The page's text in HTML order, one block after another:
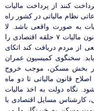
کنند از پرداخت مالیات
نظام مالیاتی در کشور راه
به صورت واقعی باشد. لا
هوتی با بیان اینکه تصویب طرح اصلاحیه قانون مالیات ۷ حلقه اقتصادی را
از مردم دریافت کند اتکای
سخنگوی کمیسیون عمران
در بخش مسکن، موجب خروج
قانون مالیاتی تا دو ماه
نگاه دولت به
اخذ مالیات
کارشناس مسایل اقتصادی با